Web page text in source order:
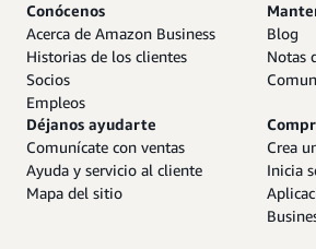
Conócenos
Acerca de Amazon Business
Historias de los clientes
Socios
Empleos
Blog
Notas
Déjanos ayudarte
Comunícate con ventas
Ayuda y servicio al cliente
Mapa del sitio
Crea
Inicia